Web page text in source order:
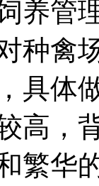
养管
种禽
具体
高，
繁华